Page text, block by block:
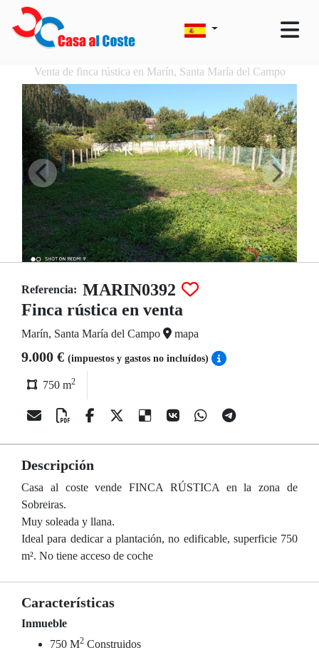
Venta de finca rústica en Marín, Santa María del Campo
Referencia: MARIN0392
Finca rústica en venta
Marín, Santa María del Campo mapa
9.000 € (impuestos y gastos no incluídos)
750 m2
Descripción
Casa al coste vende FINCA RÚSTICA en la zona de
Sobreiras.
Muy soleada y llana.
Ideal para dedicar a plantación, no edificable, superficie 750
m². No tiene acceso de coche
Características
Inmueble
750 M2 Construidos